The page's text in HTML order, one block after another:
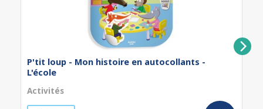
P'tit loup - Mon histoire en autocollants -
L'école
Activités